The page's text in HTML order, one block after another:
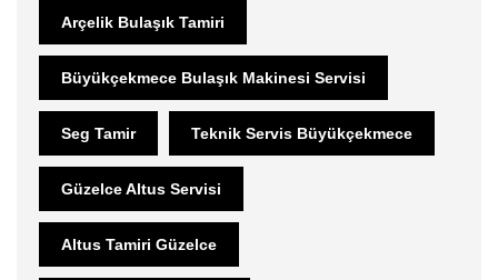
Arçelik Bulaşık Tamiri
Büyükçekmece Bulaşık Makinesi Servisi
Seg Tamir Teknik Servis Büyükçekmece
Güzelce Altus Servisi
Altus Tamiri Güzelce